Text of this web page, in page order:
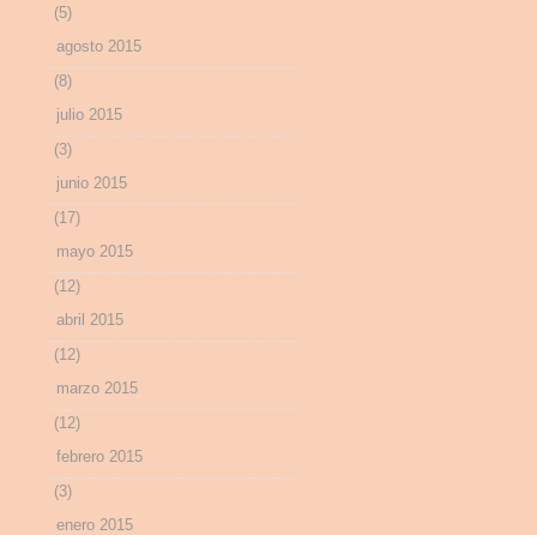
(5)
agosto 2015
(8)
julio 2015
(3)
junio 2015
(17)
mayo 2015
(12)
abril 2015
(12)
marzo 2015
(12)
febrero 2015
(3)
enero 2015